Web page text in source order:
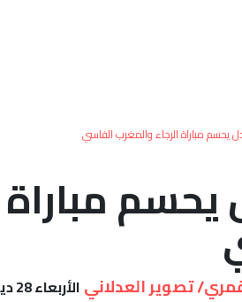
يحسم مباراة الرجاء والمغرب الفاسي
يحسم
تصوير العدلاني الأربعاء 28 ديسمبر, 2022 - 05:35